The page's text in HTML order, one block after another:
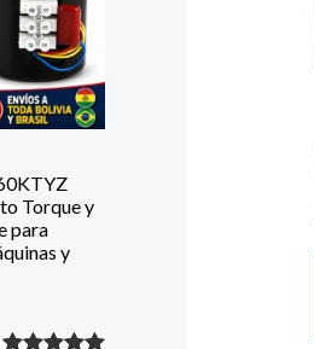
Torque y
para
y